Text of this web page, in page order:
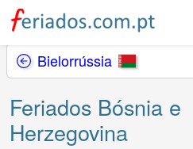
Bielorrússia
Feriados Bósnia e
Herzegovina